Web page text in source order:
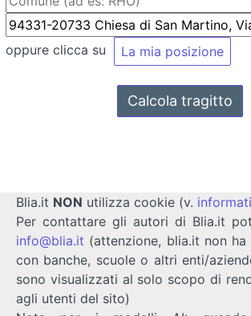
oppure clicca su
Blia.it NON utilizza cookie (v.
Per contattare gli autori di Blia.it
info@blia.it (attenzione, blia.it non
con banche, scuole o altri enti/
sono visualizzati al solo scopo di
agli utenti del sito)